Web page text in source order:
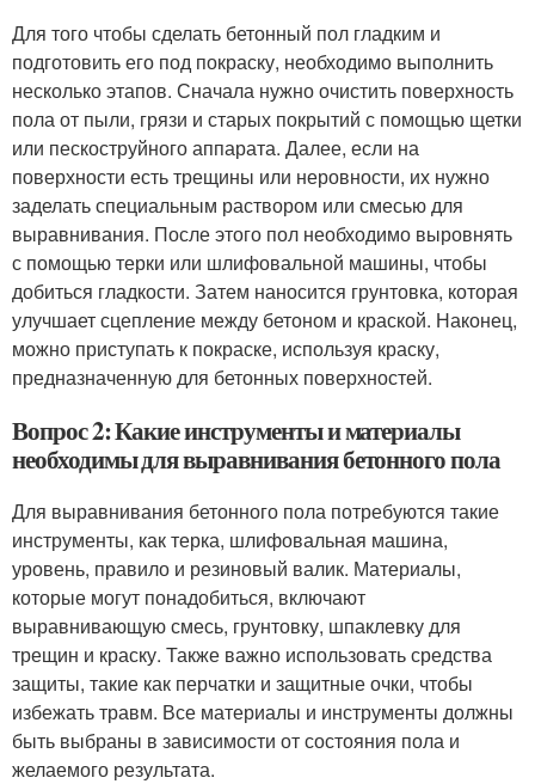
Для того чтобы сделать бетонный пол гладким и
подготовить его под покраску, необходимо выполнить
несколько этапов. Сначала нужно очистить поверхность
пола от пыли, грязи и старых покрытий с помощью щетки
или пескоструйного аппарата. Далее, если на
поверхности есть трещины или неровности, их нужно
заделать специальным раствором или смесью для
выравнивания. После этого пол необходимо выровнять
с помощью терки или шлифовальной машины, чтобы
добиться гладкости. Затем наносится грунтовка, которая
улучшает сцепление между бетоном и краской. Наконец,
можно приступать к покраске, используя краску,
предназначенную для бетонных поверхностей.
Вопрос 2: Какие инструменты и материалы
необходимы для выравнивания бетонного пола
Для выравнивания бетонного пола потребуются такие
инструменты, как терка, шлифовальная машина,
уровень, правило и резиновый валик. Материалы,
которые могут понадобиться, включают
выравнивающую смесь, грунтовку, шпаклевку для
трещин и краску. Также важно использовать средства
защиты, такие как перчатки и защитные очки, чтобы
избежать травм. Все материалы и инструменты должны
быть выбраны в зависимости от состояния пола и
желаемого результата.